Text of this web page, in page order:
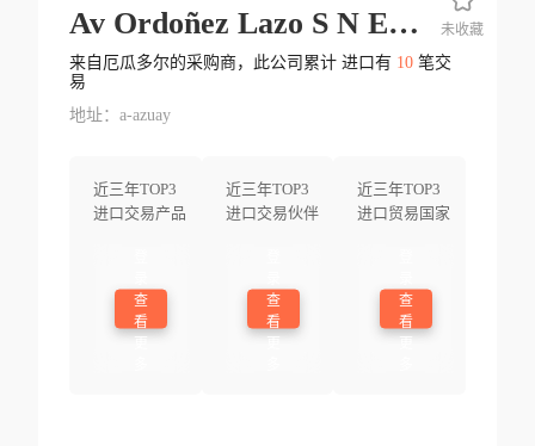
Av Ordoñez Lazo S N Edif Pinar Lago Quinto Piso
来自厄瓜多尔的采购商，此公司累计 进口有 10笔交
易
地址：a-azuay
近三年TOP3
进口交易产品
查
看
近三年TOP3
进口交易伙伴
查
看
近三年TOP3
进口贸易国家
查
看
未收藏